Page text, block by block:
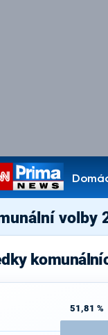
volby
51,81 %